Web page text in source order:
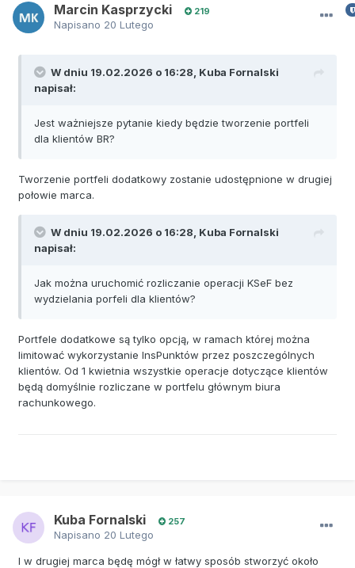
Marcin Kasprzycki 219
Napisano 20 Lutego
W dniu 19.02.2026 o 16:28, Kuba Fornalski
napisał:
Jest ważniejsze pytanie kiedy będzie tworzenie portfeli
dla klientów BR?
Tworzenie portfeli dodatkowy zostanie udostępnione w drugiej
połowie marca.
W dniu 19.02.2026 o 16:28, Kuba Fornalski
napisał:
Jak można uruchomić rozliczanie operacji KSeF bez
wydzielania porfeli dla klientów?
Portfele dodatkowe są tylko opcją, w ramach której można
limitować wykorzystanie InsPunktów przez poszczególnych
klientów. Od 1 kwietnia wszystkie operacje dotyczące klientów
będą domyślnie rozliczane w portfelu głównym biura
rachunkowego.
Kuba Fornalski 257
Napisano 20 Lutego
I w drugiej marca będę mógł w łatwy sposób stworzyć około